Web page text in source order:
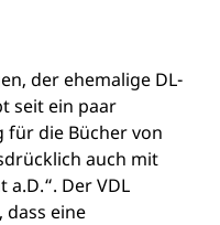
der ehemalige DL-
seit ein paar
für die Bücher von
auch mit
a.D.“. Der VDL
dass eine